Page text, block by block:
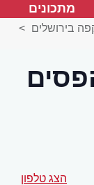
מתכונים
בירושלים >
הצג טלפון